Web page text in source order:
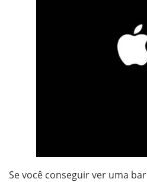
Se você conseguir ver uma